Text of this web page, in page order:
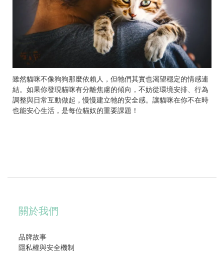
雖然貓咪不像狗狗那麼依賴人，但牠們其實也渴望穩定的情感連
結。如果你發現貓咪有分離焦慮的傾向，不妨從環境安排、行為
調整與日常互動做起，慢慢建立牠的安全感。讓貓咪在你不在時
也能安心生活，是每位貓奴的重要課題！
關於我們
品牌故事
隱私權與安全機制